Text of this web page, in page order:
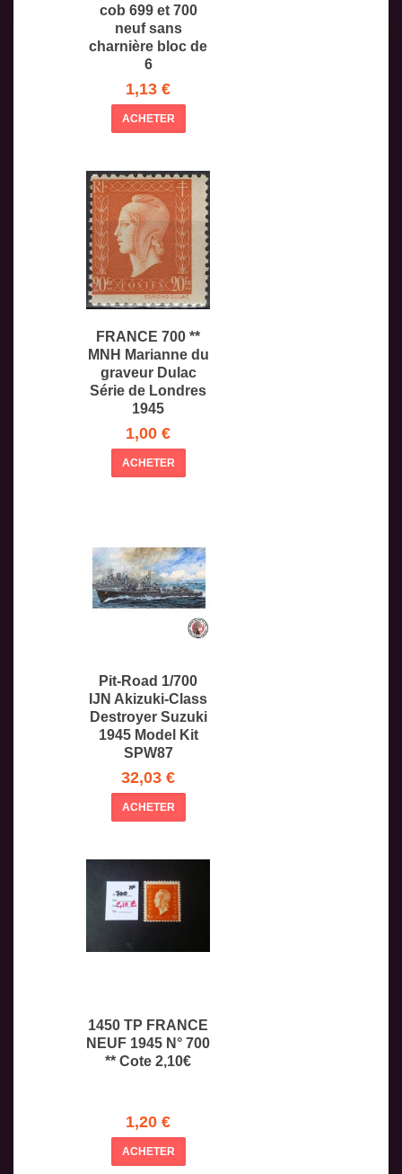
cob 699 et 700
neuf sans
charnière bloc de
6
1,13 €
ACHETER
FRANCE 700 **
MNH Marianne du
graveur Dulac
Série de Londres
1945
1,00 €
ACHETER
Pit-Road 1/700
IJN Akizuki-Class
Destroyer Suzuki
1945 Model Kit
SPW87
32,03 €
ACHETER
1450 TP FRANCE
NEUF 1945 N° 700
** Cote 2,10€
1,20 €
ACHETER